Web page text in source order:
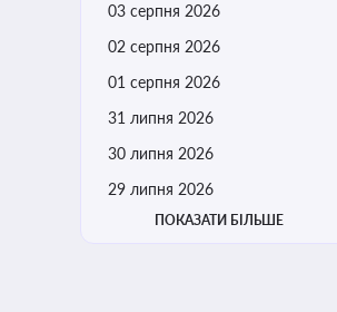
03 серпня 2026
02 серпня 2026
01 серпня 2026
31 липня 2026
30 липня 2026
29 липня 2026
ПОКАЗАТИ БІЛЬШЕ